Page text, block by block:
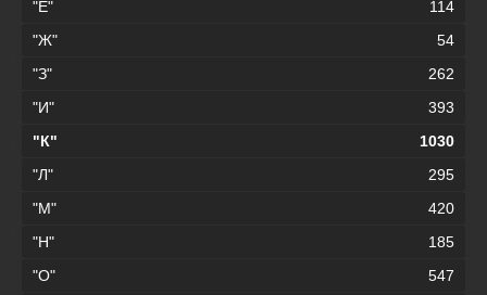
"Е"
114
"Ж"
54
"З"
262
"И"
393
"К"
1030
"Л"
295
"М"
420
"Н"
185
"О"
547